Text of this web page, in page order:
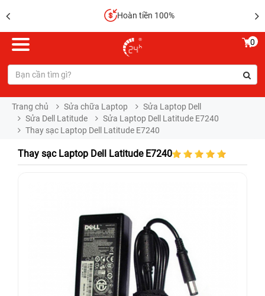
Hoàn tiền 100%
0
Trang chủ Sửa chữa Laptop
Sửa Laptop Dell
Sửa Dell Latitude
Sửa Laptop Dell Latitude E7240
Thay sạc Laptop Dell Latitude E7240
Thay sạc Laptop Dell Latitude E7240